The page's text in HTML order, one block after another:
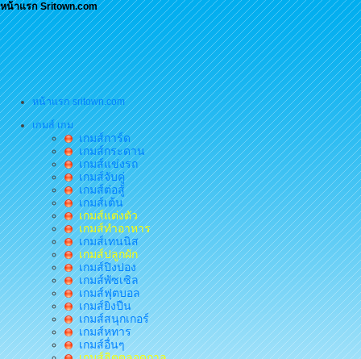
หน้าแรก Sritown.com
หน้าแรก sritown.com
เกมส์ เกม
เกมส์การ์ด
เกมส์กระดาน
เกมส์แข่งรถ
เกมส์จับคู่
เกมส์ต่อสู้
เกมส์เต้น
เกมส์แต่งตัว
เกมส์ทำอาหาร
เกมส์เทนนิส
เกมส์ปลูกผัก
เกมส์ปิงปอง
เกมส์พัซเซิล
เกมส์ฟุตบอล
เกมส์ยิงปืน
เกมส์สนุกเกอร์
เกมส์หทาร
เกมส์อื่นๆ